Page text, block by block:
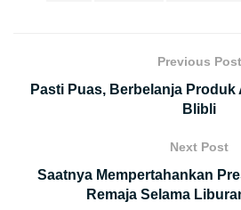
Previous Post
Pasti Puas, Berbelanja
Blibli
Next Post
Saatnya Mempertahankan
Remaja Selama